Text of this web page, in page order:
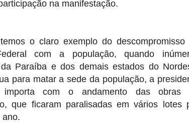
na manifestação.
o claro exemplo do descompromisso
com a população, quando
Paraíba e dos demais estados do
para matar a sede da população, a
com o andamento das obras
que ficaram paralisadas em vários lotes
ano.